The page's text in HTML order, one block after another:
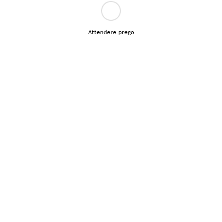
Attendere prego